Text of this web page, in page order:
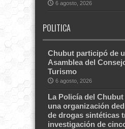
6 agosto, 2026
POLITICA
Chubut participó de
Asamblea del
Turismo
6 agosto, 2026
La Policía del
una organización
de drogas sintéticas
investigación de